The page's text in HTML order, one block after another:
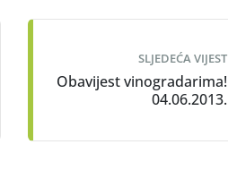
SLJEDEĆA VIJEST
Obavijest vinogradarima!
04.06.2013.